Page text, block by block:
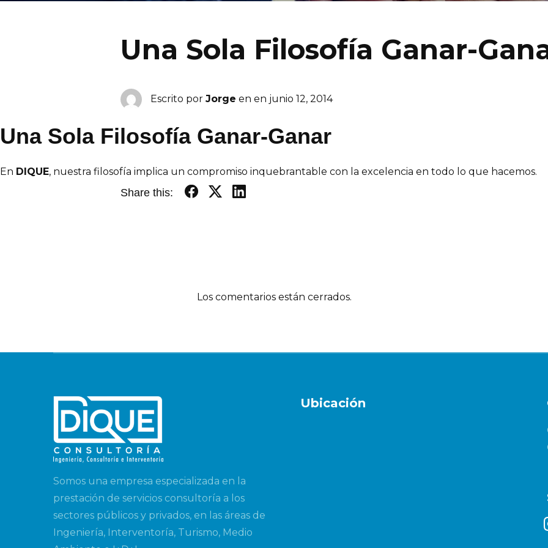
Una Sola Filosofía Ganar-
Escrito por Jorge en en junio 12, 2014
Una Sola Filosofía Ganar-Ganar
En DIQUE, nuestra filosofía implica un compromiso inquebrantable con la excelencia en todo lo que hacemos.
Share this:
Los comentarios están cerrados.
Somos una empresa especializada en la
prestación de servicios consultoría a los
sectores públicos y privados, en las áreas de
Ingeniería, Interventoría, Turismo, Medio
Ubicación